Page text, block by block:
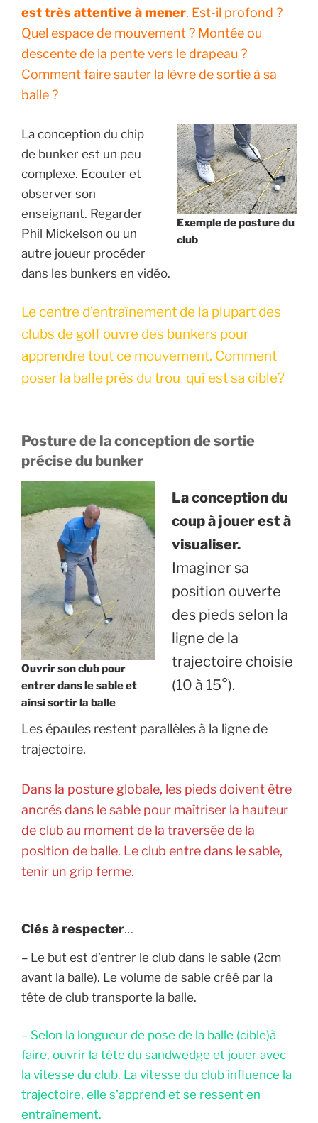
est très attentive à mener. Est-il profond ?
Quel espace de mouvement ? Montée ou
descente de la pente vers le drapeau ?
Comment faire sauter la lèvre de sortie à sa
balle ?
Exemple de posture du
club
La conception du chip
de bunker est un peu
complexe. Ecouter et
observer son
enseignant. Regarder
Phil Mickelson ou un
autre joueur procéder
dans les bunkers en vidéo.
Le centre d’entraînement de la plupart des
clubs de golf ouvre des bunkers pour
apprendre tout ce mouvement. Comment
poser la balle près du trou qui est sa cible?
Posture de la conception de sortie
précise du bunker
Ouvrir son club pour
entrer dans le sable et
ainsi sortir la balle
La conception du
coup à jouer est à
visualiser.
Imaginer sa
position ouverte
des pieds selon la
ligne de la
trajectoire choisie
(10 à 15°).
Les épaules restent parallèles à la ligne de
trajectoire.
Dans la posture globale, les pieds doivent être
ancrés dans le sable pour maîtriser la hauteur
de club au moment de la traversée de la
position de balle. Le club entre dans le sable,
tenir un grip ferme.
Clés à respecter…
– Le but est d’entrer le club dans le sable (2cm
avant la balle). Le volume de sable créé par la
tête de club transporte la balle.
– Selon la longueur de pose de la balle (cible)à
faire, ouvrir la tête du sandwedge et jouer avec
la vitesse du club. La vitesse du club influence la
trajectoire, elle s’apprend et se ressent en
entraînement.